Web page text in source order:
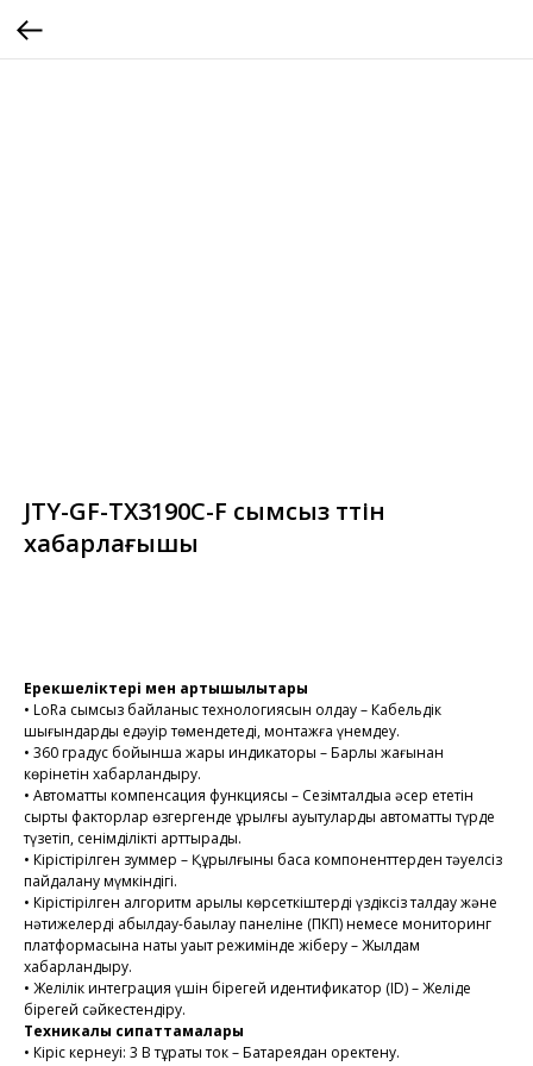
JTY-GF-TX3190C-F сымсыз түтін
хабарлағышы
Ерекшеліктері мен артықшылықтары
• LoRa сымсыз байланыс технологиясын қолдау – Кабельдік
шығындарды едәуір төмендетеді, монтажға үнемдеу.
• 360 градус бойынша жарық индикаторы – Барлық жағынан
көрінетін хабарландыру.
• Автоматты компенсация функциясы – Сезімталдыққа әсер ететін
сыртқы факторлар өзгергенде құрылғы ауытқуларды автоматты түрде
түзетіп, сенімділікті арттырады.
• Кірістірілген зуммер – Құрылғыны басқа компоненттерден тәуелсіз
пайдалану мүмкіндігі.
• Кірістірілген алгоритм арқылы көрсеткіштерді үздіксіз талдау және
нәтижелерді қабылдау-бақылау панеліне (ПКП) немесе мониторинг
платформасына нақты уақыт режимінде жіберу – Жылдам
хабарландыру.
• Желілік интеграция үшін бірегей идентификатор (ID) – Желіде
бірегей сәйкестендіру.
Техникалық сипаттамалары
• Кіріс кернеуі: 3 В тұрақты ток – Батареядан қоректену.